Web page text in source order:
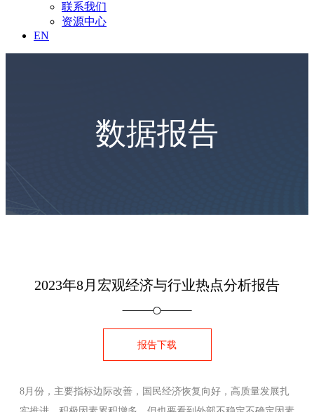
联系我们
资源中心
EN
数据报告
2023年8月宏观经济与行业热点分析报告
报告下载
8月份，主要指标边际改善，国民经济恢复向好，高质量发展扎